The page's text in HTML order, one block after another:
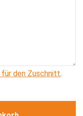
für den Zuschnitt.